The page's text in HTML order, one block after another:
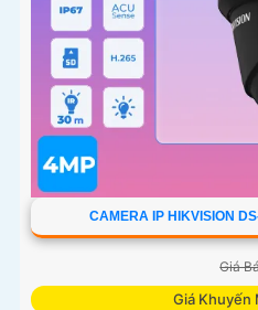
CAMERA IP HIKVISION
Giá
Giá Khuyến